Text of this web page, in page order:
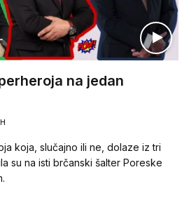
na jedan
koja, slučajno ili ne, dolaze iz tri
su na isti brčanski šalter Poreske